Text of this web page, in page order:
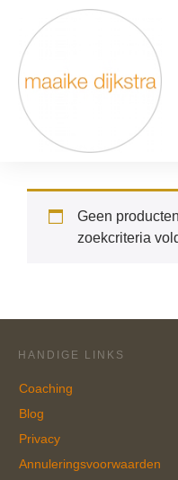
Geen
zoekcriteria
HANDIGE LINKS
Coaching
Blog
Privacy
Annuleringsvoorwaarden